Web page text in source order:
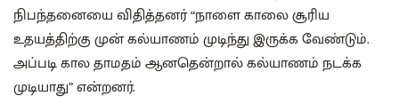
நிபந்தனையை விதித்தனர் “நாளை காலை சூரிய
உதயத்திற்கு முன் கல்யாணம் முடிந்து இருக்க வேண்டும்.
அப்படி கால தாமதம் ஆனதென்றால் கல்யாணம் நடக்க
முடியாது” என்றனர்.